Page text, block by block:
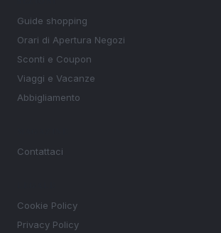
Guide shopping
Orari di Apertura Negozi
Sconti e Coupon
Viaggi e Vacanze
Abbigliamento
Contattaci
Cookie Policy
Privacy Policy